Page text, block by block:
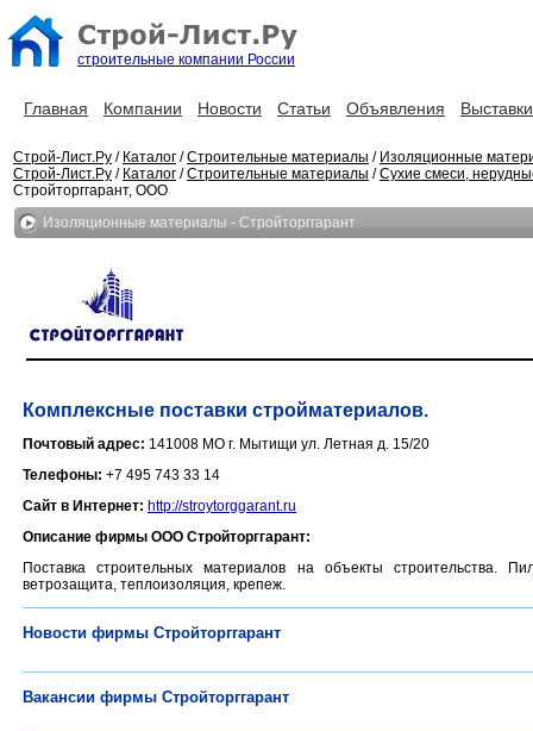
строительные компании России
Главная Компании Новости Статьи Объявления Выставки
Строй-Лист.Ру / Каталог /Строительные материалы / Изоляционные
Строй-Лист.Ру / Каталог /Строительные материалы /Сухие смеси,
Стройторггарант, ООО
Изоляционные материалы - Стройторггарант
Комплексные поставки стройматериалов.
Почтовый адрес: 141008 МО г. Мытищи ул. Летная д. 15/20
Телефоны: +7 495 743 33 14
Сайт в Интернет: http://stroytorggarant.ru
Описание фирмы ООО Стройторггарант:
Поставка строительных материалов на объекты строительства.
ветрозащита, теплоизоляция, крепеж.
Новости фирмы Стройторггарант
Вакансии фирмы Стройторггарант